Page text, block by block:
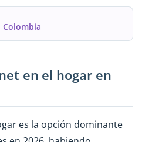
Colombia
en el hogar en
es la opción dominante